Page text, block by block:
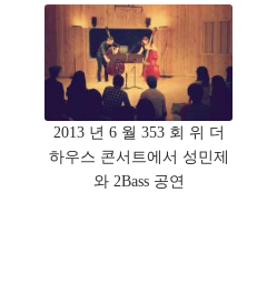
2013 년 6 월 353 회 위 더
하우스 콘서트에서 성민제
와 2Bass 공연